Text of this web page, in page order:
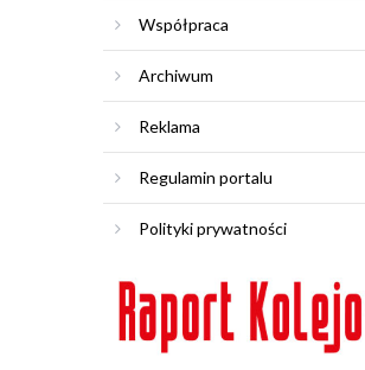
Współpraca
Archiwum
Reklama
Regulamin portalu
Polityki prywatności